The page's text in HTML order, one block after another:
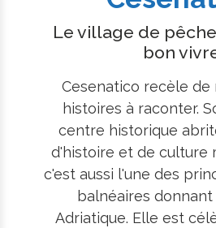
Le village de
bon
Cesenatico recèle de
histoires à raconter.
centre historique
d'histoire et de culture
c'est aussi l'une des
balnéaires
Adriatique. Elle est